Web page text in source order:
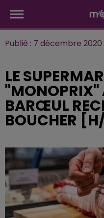
Publié : 7 décembre
LE
BARŒUL
BOUCHER